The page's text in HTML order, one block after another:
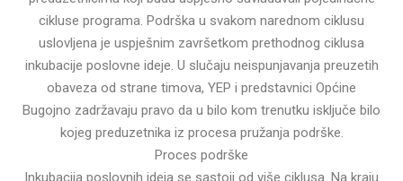
cikluse programa. Podrška u svakom narednom ciklusu
uslovljena je uspješnim završetkom prethodnog ciklusa
inkubacije poslovne ideje. U slučaju neispunjavanja preuzetih
obaveza od strane timova, YEP i predstavnici Općine
Bugojno zadržavaju pravo da u bilo kom trenutku isključe bilo
kojeg preduzetnika iz procesa pružanja podrške.
Proces podrške
Inkubacija poslovnih ideja se sastoji od više ciklusa. Na kraju